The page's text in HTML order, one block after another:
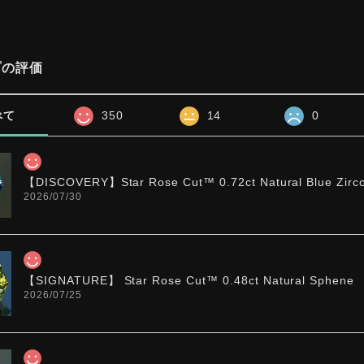
評価
て 350 14 0
【DISCOVERY】Star Rose Cut™️ 0.72ct Natural Blue
2026/07/30
【SIGNATURE】 Star Rose Cut™️ 0.48ct Natural Sphene
2026/07/25